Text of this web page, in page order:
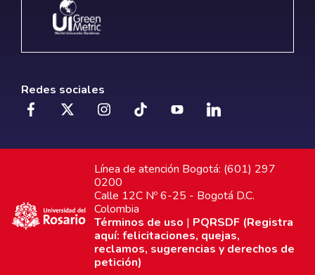
Redes sociales
Línea de atención Bogotá: (601) 297
0200
Calle 12C Nº 6-25 - Bogotá D.C.
Colombia
Términos de uso | PQRSDF (Registra
aquí: felicitaciones, quejas,
reclamos, sugerencias y derechos de
petición)